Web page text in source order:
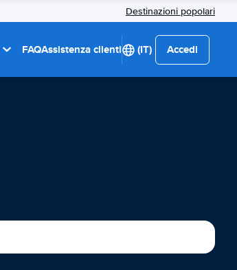
Destinazioni popolari
FAQAssistenza clienti (IT) Accedi